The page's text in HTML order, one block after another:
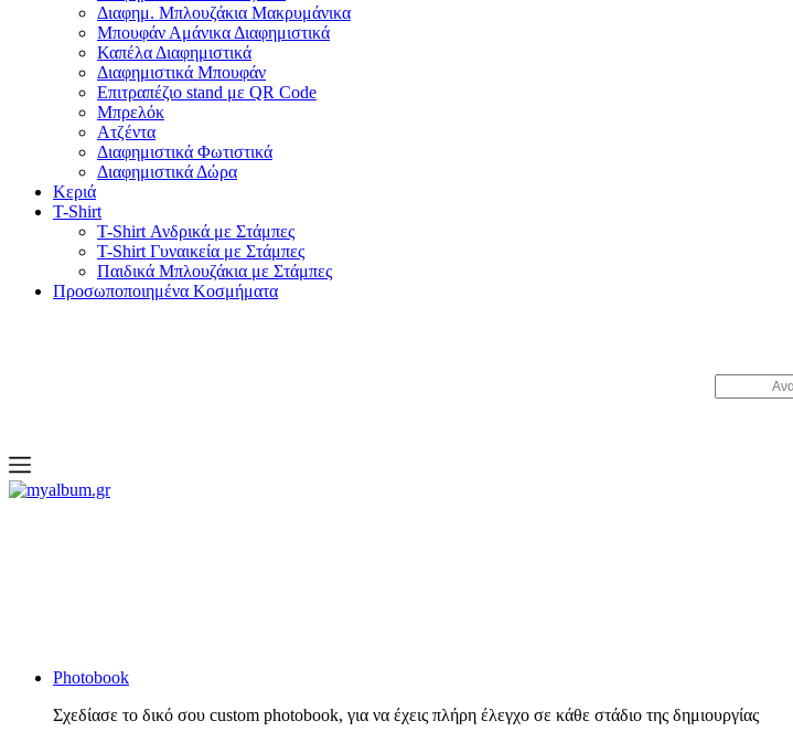
Διαφημ. Μπλουζάκια Μακρυμάνικα
Μπουφάν Αμάνικα Διαφημιστικά
Καπέλα Διαφημιστικά
Διαφημιστικά Μπουφάν
Επιτραπέζιο stand με QR Code
Μπρελόκ
Ατζέντα
Διαφημιστικά Φωτιστικά
Διαφημιστικά Δώρα
Κεριά
T-Shirt
T-Shirt Ανδρικά με Στάμπες
T-Shirt Γυναικεία με Στάμπες
Παιδικά Μπλουζάκια με Στάμπες
Προσωποποιημένα Κοσμήματα
Αναζήτηση
για:
open
Photobook
Σχεδίασε το δικό σου custom photobook, για να έχεις πλήρη έλεγχο σε κάθε στάδιο της δημιουργίας